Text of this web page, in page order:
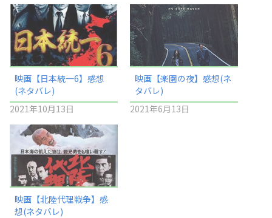
映画【日本統一6】感想
(ネタバレ)
2021年10月13日
映画【楽園の夜】感想(ネ
タバレ)
2021年6月13日
映画【北陸代理戦争】感
想(ネタバレ)